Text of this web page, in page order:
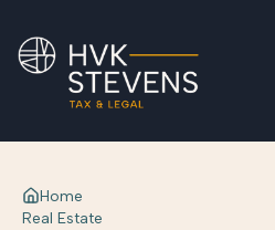
Home
Real Estate